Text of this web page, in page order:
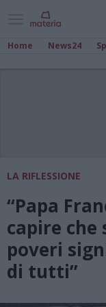
Home News24
LA RIFLESSIONE
“Papa
capire
poveri
di tutti”